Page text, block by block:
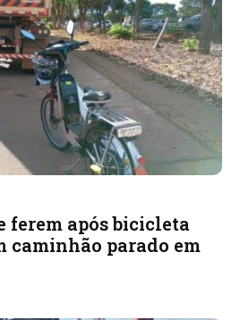
ferem após bicicleta
caminhão parado em